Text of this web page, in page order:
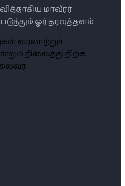
மாவீரர்
ஓர் தரவுத்தளம்.
வரலாற்றுச்
நிலைத்து நிற்க